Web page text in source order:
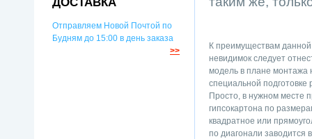
Отправляем Новой Почтой по
Будням до 15:00 в день заказа
>>
К преимуществам данной
невидимок следует
модель в плане монтажа
специальной подготовке
Просто, в нужном месте
гипсокартона по
квадратное или
по диагонали заводится